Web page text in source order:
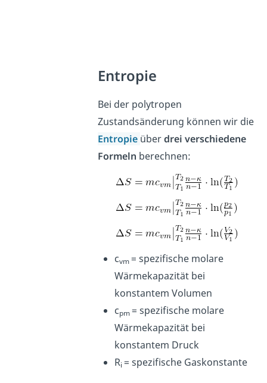
Entropie
Bei der polytropen
Zustandsänderung können wir die
Entropie überdrei verschiedene
Formeln berechnen:
cvm= spezifische molare
Wärmekapazität bei
konstantem Volumen
cpm= spezifische molare
Wärmekapazität bei
konstantem Druck
Ri= spezifische Gaskonstante